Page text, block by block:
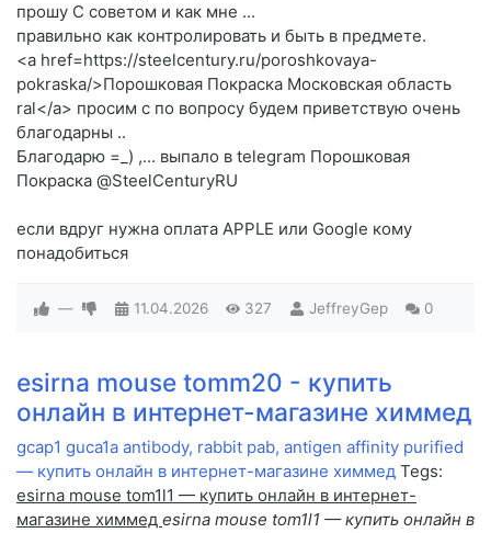
прошу C советом и как мне ...
правильно как контролировать и быть в предмете.
<a href=https://steelcentury.ru/poroshkovaya-
pokraska/>Порошковая Покраска Московская область
ral</a> просим c по вопросу будем приветствую очень
благодарны ..
Благодарю =_) ,... выпало в telegram Порошковая
Покраска @SteelCenturyRU
если вдруг нужна оплата APPLE или Google кому
понадобиться
— 11.04.2026 327 JeffreyGep 0
esirna mouse tomm20 - купить
онлайн в интернет-магазине химмед
gcap1 guca1a antibody, rabbit pab, antigen affinity purified
— купить онлайн в интернет-магазине химмед Tegs:
esirna mouse tom1l1 — купить онлайн в интернет-
магазине химмед esirna mouse tom1l1 — купить онлайн в